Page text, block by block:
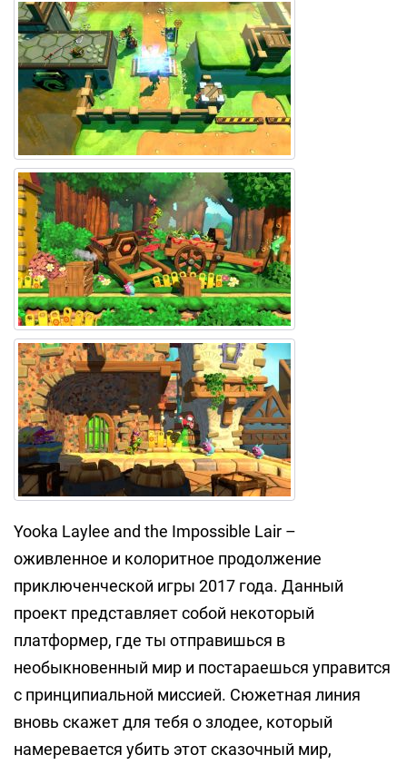
Yooka Laylee and the Impossible Lair –
оживленное и колоритное продолжение
приключенческой игры 2017 года. Данный
проект представляет собой некоторый
платформер, где ты отправишься в
необыкновенный мир и постараешься управится
с принципиальной миссией. Сюжетная линия
вновь скажет для тебя о злодее, который
намеревается убить этот сказочный мир,